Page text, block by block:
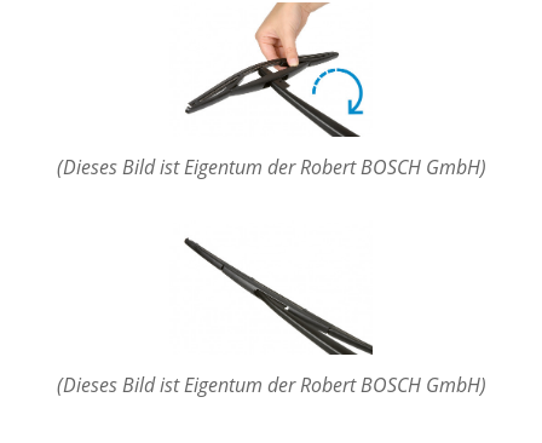
(Dieses Bild ist Eigentum der Robert BOSCH GmbH)
(Dieses Bild ist Eigentum der Robert BOSCH GmbH)